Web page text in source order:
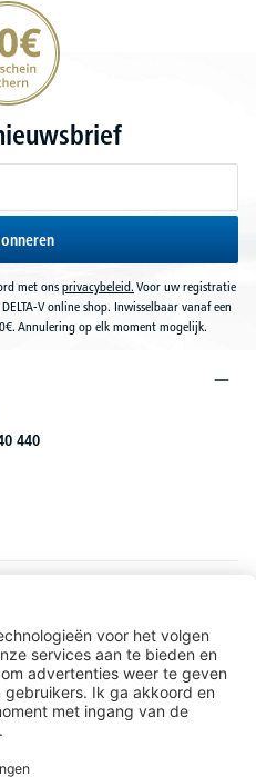
verzekeren
met ons privacybeleid. Voor uw registratie
V online shop. Inwisselbaar vanaf een
Annulering op elk moment mogelijk.
440